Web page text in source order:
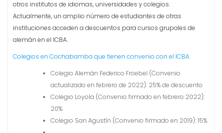
otros institutos de idiomas, universidades y colegios.
Actualmente, un amplio número de estudiantes de otras
instituciones acceden a descuentos para cursos grupales de
alemán en el ICBA.
Colegios en Cochabamba que tienen convenio con el ICBA:
Colegio Alemán Federico Froebel (Convenio
actualizado en febrero de 2022): 25% de descuento
Colegio Loyola (Convenio firmado en febrero 2022):
20%
Colegio San Agustín (Convenio firmado en 2019): 15%